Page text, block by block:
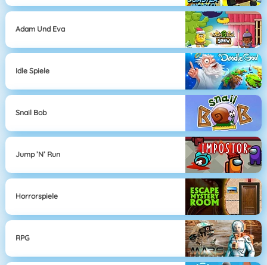
Adam Und Eva
Idle Spiele
Snail Bob
Jump ’n’ Run
Horrorspiele
RPG